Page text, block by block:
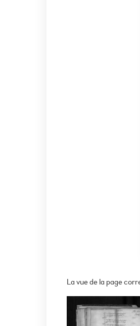
La vue de la page